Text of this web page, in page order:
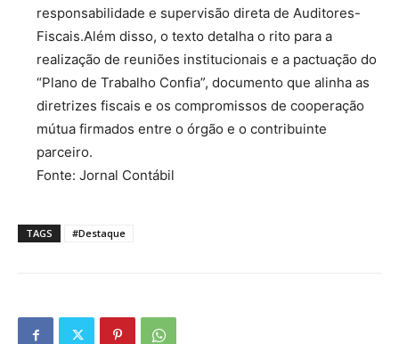
responsabilidade e supervisão direta de Auditores-
Fiscais.Além disso, o texto detalha o rito para a
realização de reuniões institucionais e a pactuação do
“Plano de Trabalho Confia”, documento que alinha as
diretrizes fiscais e os compromissos de cooperação
mútua firmados entre o órgão e o contribuinte
parceiro.
Fonte: Jornal Contábil
TAGS #Destaque